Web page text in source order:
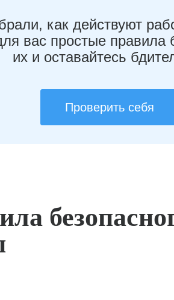
как действуют
вас простые правила
их и оставайтесь
Проверить себя